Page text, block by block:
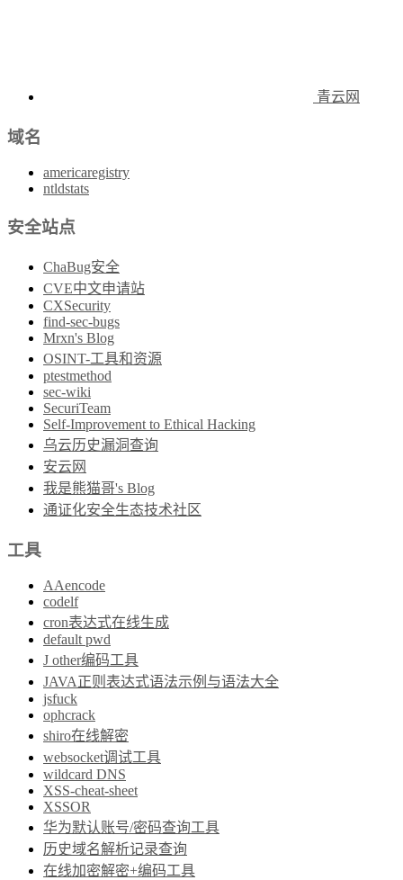
青云网
域名
americaregistry
ntldstats
安全站点
ChaBug安全
CVE中文申请站
CXSecurity
find-sec-bugs
Mrxn's Blog
OSINT-工具和资源
ptestmethod
sec-wiki
SecuriTeam
Self-Improvement to Ethical Hacking
乌云历史漏洞查询
安云网
我是熊猫哥's Blog
通证化安全生态技术社区
工具
AAencode
codelf
cron表达式在线生成
default pwd
J other编码工具
JAVA正则表达式语法示例与语法大全
jsfuck
ophcrack
shiro在线解密
websocket调试工具
wildcard DNS
XSS-cheat-sheet
XSSOR
华为默认账号/密码查询工具
历史域名解析记录查询
在线加密解密+编码工具